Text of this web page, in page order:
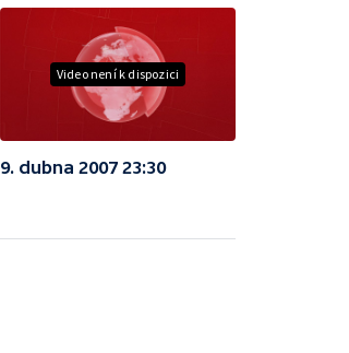
Video není k dispozici
9. dubna 2007 23:30